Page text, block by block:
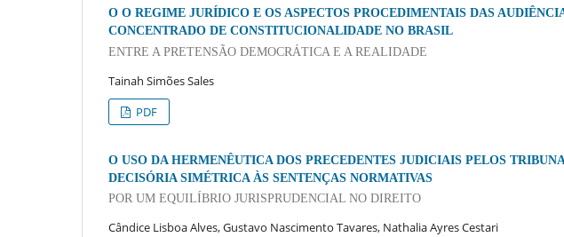
O O REGIME JURÍDICO E OS ASPECTOS PROCEDIMENTAIS DAS
CONCENTRADO DE CONSTITUCIONALIDADE NO BRASIL
ENTRE A PRETENSÃO DEMOCRÁTICA E A REALIDADE
Tainah Simões Sales
PDF
O USO DA HERMENÊUTICA DOS PRECEDENTES JUDICIAIS PELOS
DECISÓRIA SIMÉTRICA ÀS SENTENÇAS NORMATIVAS
POR UM EQUILÍBRIO JURISPRUDENCIAL NO DIREITO
Cândice Lisboa Alves, Gustavo Nascimento Tavares, Nathalia Ayres Cestari